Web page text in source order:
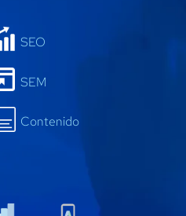
SEO
SEM
Contenido